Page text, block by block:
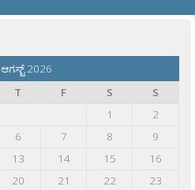
ಆಗಸ್ಟ್ 2026
T F S
S
1
2
6 7 8
9
13 14 15
16
20 21 22
23